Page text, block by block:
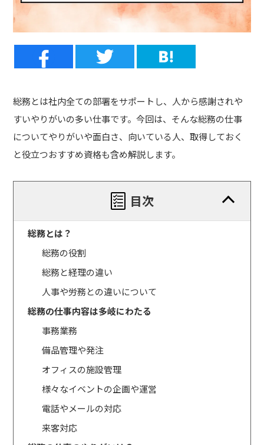
総務とは社内全ての部署をサポートし、人から感謝されや
すいやりがいの多い仕事です。今回は、そんな総務の仕事
についてやりがいや面白さ、向いている人、取得しておく
と役立つおすすめ資格も含め解説します。
目次
総務とは？
総務の役割
総務と経理の違い
人事や労務との違いについて
総務の仕事内容は多岐にわたる
事務業務
備品管理や発注
オフィスの施設管理
様々なイベントの企画や運営
電話やメールの対応
来客対応